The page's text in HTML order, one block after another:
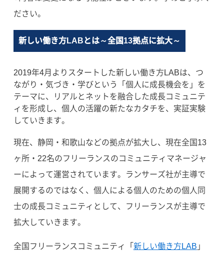
ださい。
新しい働き方LABとは～全国13拠点に拡大～
2019年4月よりスタートした新しい働き方LABは、つ
ながり・気づき・学びという「個人に成長機会を」を
テーマに、リアルとネットを融合した成長コミュニテ
ィを形成し、個人の活躍の新たなカタチを、実証実験
していきます。
現在、静岡・和歌山などの拠点が拡大し、現在全国13
ヶ所・22名のフリーランスのコミュニティマネージャ
ーによって運営されています。ランサーズ社が主導で
展開するのではなく、個人による個人のための個人同
士の成長コミュニティとして、フリーランスが主導で
拡大していきます。
全国フリーランスコミュニティ「 新しい働き方LAB 」